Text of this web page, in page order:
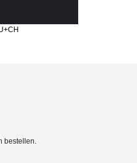
bestellen.